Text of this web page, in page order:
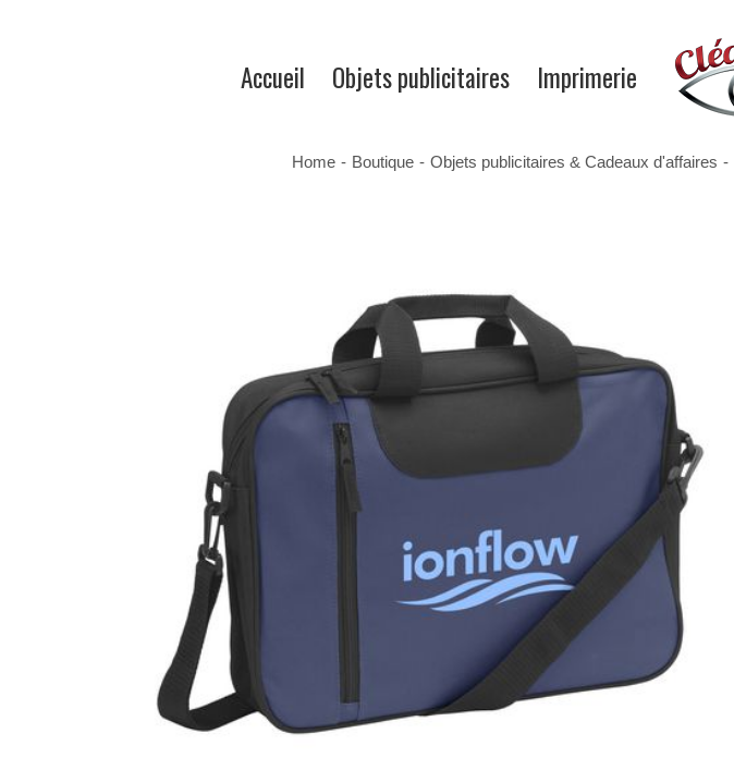
Accueil Objets publicitaires Imprimerie
Home - Boutique - Objets publicitaires & Cadeaux d'affaires -